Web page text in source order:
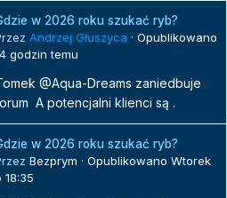
w 2026 roku szukać ryb?
Andrzej Głuszyca · Opublikowano
godzin temu
@Aqua-Dreams zaniedbuje
A potencjalni klienci są .
w 2026 roku szukać ryb?
Bezprym · Opublikowano Wtorek
18:35